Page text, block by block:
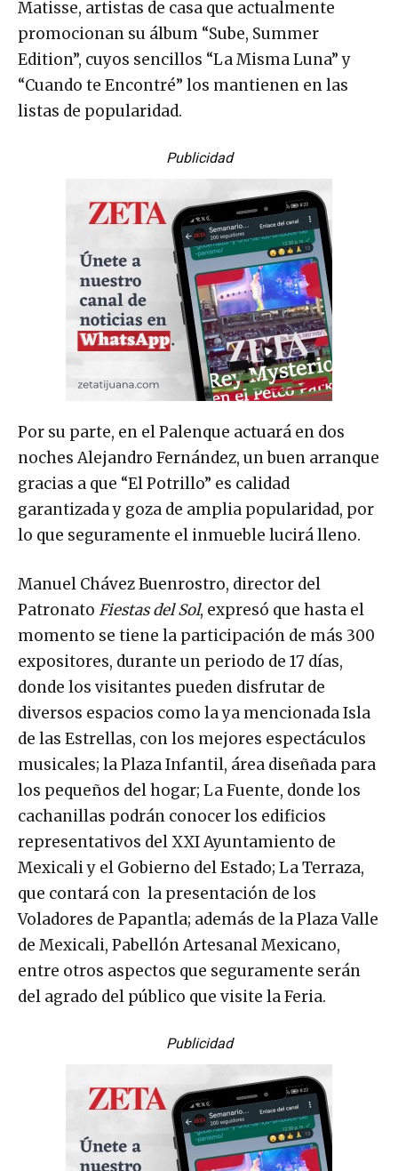
Matisse, artistas de casa que actualmente
promocionan su álbum “Sube, Summer
Edition”, cuyos sencillos “La Misma Luna” y
“Cuando te Encontré” los mantienen en las
listas de popularidad.
Publicidad
Por su parte, en el Palenque actuará en dos
noches Alejandro Fernández, un buen arranque
gracias a que “El Potrillo” es calidad
garantizada y goza de amplia popularidad, por
lo que seguramente el inmueble lucirá lleno.
Manuel Chávez Buenrostro, director del
Patronato Fiestas del Sol, expresó que hasta el
momento se tiene la participación de más 300
expositores, durante un periodo de 17 días,
donde los visitantes pueden disfrutar de
diversos espacios como la ya mencionada Isla
de las Estrellas, con los mejores espectáculos
musicales; la Plaza Infantil, área diseñada para
los pequeños del hogar; La Fuente, donde los
cachanillas podrán conocer los edificios
representativos del XXI Ayuntamiento de
Mexicali y el Gobierno del Estado; La Terraza,
que contará con la presentación de los
Voladores de Papantla; además de la Plaza Valle
de Mexicali, Pabellón Artesanal Mexicano,
entre otros aspectos que seguramente serán
del agrado del público que visite la Feria.
Publicidad